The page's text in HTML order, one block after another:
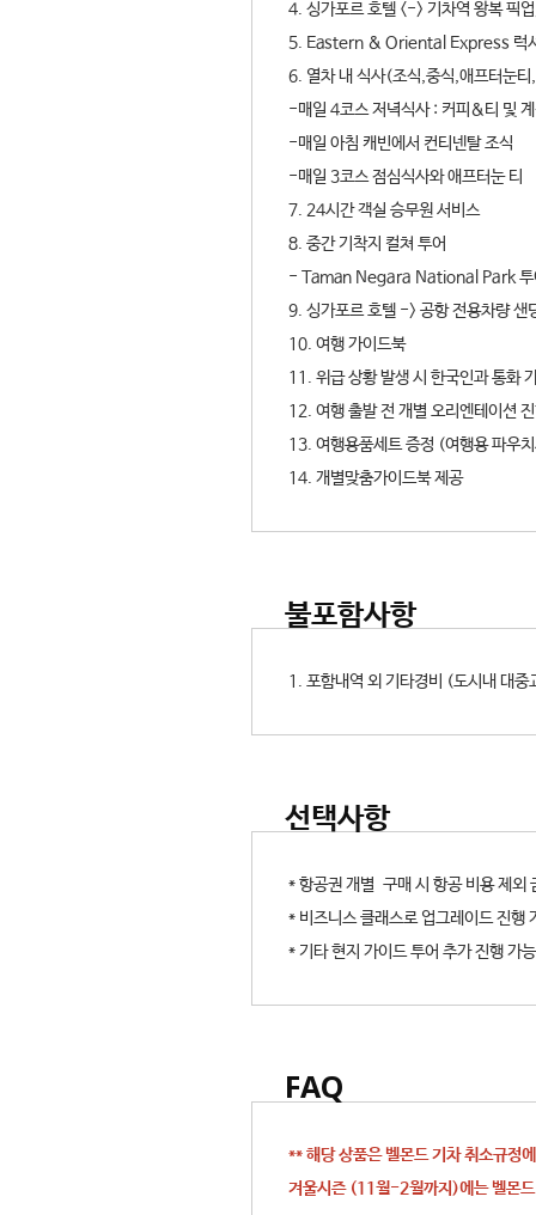
4. 싱가포르 호텔 <-> 기차역 왕복 픽
5. Eastern & Oriental Express 럭
6. 열차 내 식사(조식,중식,애프터눈
-매일 4코스 저녁식사 : 커피&티 및
-매일 아침 캐빈에서 컨티넨탈 조식
-매일 3코스 점심식사와 애프터눈 티
7. 24시간 객실 승무원 서비스
8. 중간 기착지 컬쳐 투어
- Taman Negara National Park 투
9. 싱가포르 호텔 -> 공항 전용차량 샌
10. 여행 가이드북
11. 위급 상황 발생 시 한국인과 통화
12. 여행 출발 전 개별 오리엔테이션
13. 여행용품세트 증정 (여행용 파우
14. 개별맞춤가이드북 제공
불포함사항
1. 포함내역 외 기타경비 (도시내 대
선택사항
* 항공권 개별 구매 시 항공 비용 제외
* 비즈니스 클래스로 업그레이드 진행
* 기타 현지 가이드 투어 추가 진행 가
FAQ
** 해당 상품은 벨몬드 기차 취소규정
겨울시즌 (11월-2월까지)에는 벨몬